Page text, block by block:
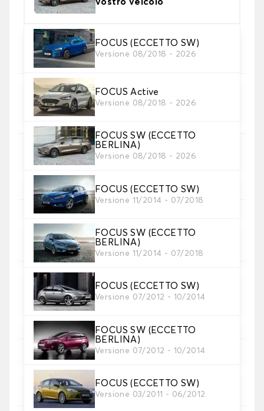
FOCUS (ECCETTO SW)
Versione 08/2018 - 2026
FOCUS Active
Versione 08/2018 - 2026
FOCUS SW (ECCETTO
BERLINA)
Versione 08/2018 - 2026
FOCUS (ECCETTO SW)
Versione 11/2014 - 07/2018
FOCUS SW (ECCETTO
BERLINA)
Versione 11/2014 - 07/2018
FOCUS (ECCETTO SW)
Versione 07/2012 - 10/2014
FOCUS SW (ECCETTO
BERLINA)
Versione 07/2012 - 10/2014
FOCUS (ECCETTO SW)
Versione 03/2011 - 06/2012
2. Materiale
Scegli il materiale del tappetini auto
3. Set di tappetini
Selezionare il numero di tappetini per auto
necessari.
4. Colori dei tappetini
Scegli il materiale del tappetino auto.
5. Materiale della cinghia
Scegliere il materiale della cinghia.
6. Colore dela cinghia
Scegliere il colore del cinturino.
7. Antiscivolo Autogrip®
Aggiungete la nostra chiusura antiscivolo
brevettata per una presa ottimale.